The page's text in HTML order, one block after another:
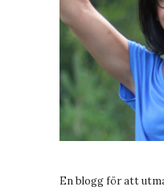
En blogg för att